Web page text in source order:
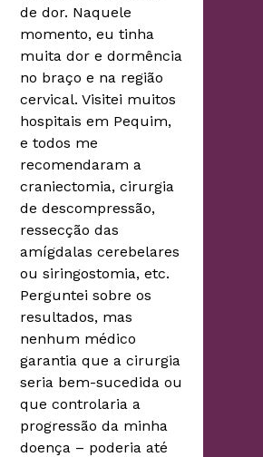
de dor. Naquele
momento, eu tinha
muita dor e dormência
no braço e na região
cervical. Visitei muitos
hospitais em Pequim,
e todos me
recomendaram a
craniectomia, cirurgia
de descompressão,
ressecção das
amígdalas cerebelares
ou siringostomia, etc.
Perguntei sobre os
resultados, mas
nenhum médico
garantia que a cirurgia
seria bem-sucedida ou
que controlaria a
progressão da minha
doença – poderia até